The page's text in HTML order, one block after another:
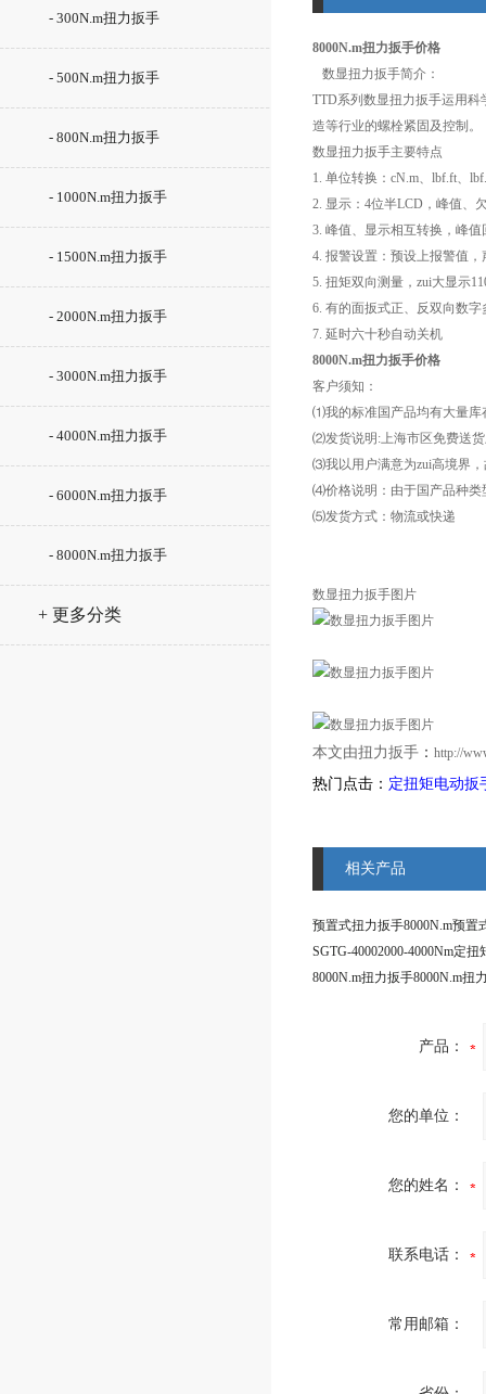
- 300N.m扭力扳手
- 500N.m扭力扳手
- 800N.m扭力扳手
- 1000N.m扭力扳手
- 1500N.m扭力扳手
- 2000N.m扭力扳手
- 3000N.m扭力扳手
- 4000N.m扭力扳手
- 6000N.m扭力扳手
- 8000N.m扭力扳手
+ 更多分类
8000N.m扭力扳手价格
数显扭力扳手简介：
TTD系列数显扭力扳手运用
造等行业的螺栓紧固及控制。
数显扭力扳手主要特点
1. 单位转换：cN.m、lbf.ft、
2. 显示：4位半LCD，峰值、
3. 峰值、显示相互转换，峰
4. 报警设置：预设上报警值，
5. 扭矩双向测量，zui大显示
6. 有的面扳式正、反双向数
7. 延时六十秒自动关机
8000N.m扭力扳手价格
客户须知：
⑴我的标准国产品均有大量
⑵发货说明:上海市区免费送
⑶我以用户满意为zui高境界
⑷价格说明：由于国产品种类
⑸发货方式：物流或快递
数显扭力扳手图片
本文由扭力扳手 ： http://
热门点击： 定扭矩电动扳
相关产品
产品：
您的单位：
您的姓名：
联系电话：
常用邮箱：